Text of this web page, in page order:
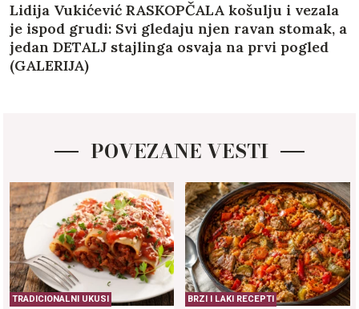
Lidija Vukićević RASKOPČALA košulju i vezala
je ispod grudi: Svi gledaju njen ravan stomak, a
jedan DETALJ stajlinga osvaja na prvi pogled
(GALERIJA)
POVEZANE VESTI
TRADICIONALNI UKUSI BRZI I LAKI RECEPTI